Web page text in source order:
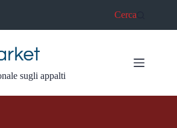
Cerca
sugli appalti